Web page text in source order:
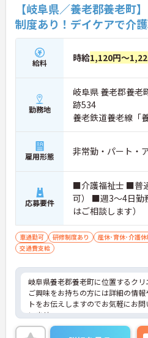
【岐阜県／養老郡養老町
制度あり！デイケアで介
給料 時給1,120円～
勤務地
岐阜県 養老郡養老
跡534
養老鉄道養老線「
雇用形態 非常勤・パート・
応募要件
■介護福祉士 ■普
可） ■週3～4日勤
はご相談します）
車通勤可 研修制度あり 産休･育休･介護
交通費支給
岐阜県養老郡養老町に位置するクリ
ご興味をお持ちの方には詳細の情
トをお伝えしますのでお気軽にお問
いませ。